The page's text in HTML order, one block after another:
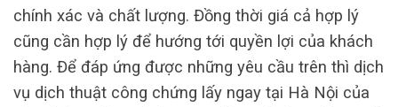
chính xác và chất lượng. Đồng thời giá cả hợp lý
cũng cần hợp lý để hướng tới quyền lợi của khách
hàng. Để đáp ứng được những yêu cầu trên thì dịch
vụ dịch thuật công chứng lấy ngay tại Hà Nội của